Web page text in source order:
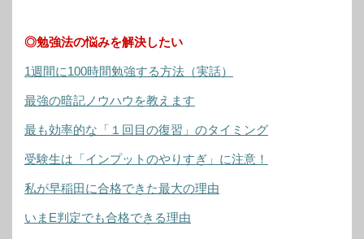
◎勉強法の悩みを解決したい
1週間に100時間勉強する方法（実話）
最強の暗記ノウハウを教えます
最も効率的な「１回目の復習」のタイミング
受験生は「インプットのやりすぎ」に注意！
私が早稲田に合格できた最大の理由
いまE判定でも合格できる理由